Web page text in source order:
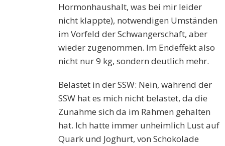
Hormonhaushalt, was bei mir leider
nicht klappte), notwendigen Umständen
im Vorfeld der Schwangerschaft, aber
wieder zugenommen. Im Endeffekt also
nicht nur 9 kg, sondern deutlich mehr.
Belastet in der SSW: Nein, während der
SSW hat es mich nicht belastet, da die
Zunahme sich da im Rahmen gehalten
hat. Ich hatte immer unheimlich Lust auf
Quark und Joghurt, von Schokolade